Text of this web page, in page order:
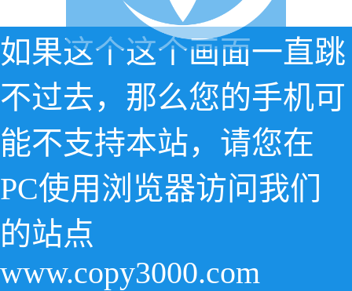
如果这个这个画面一直跳
不过去，那么您的手机可
能不支持本站，请您在
PC使用浏览器访问我们
的站点
www.copy3000.com